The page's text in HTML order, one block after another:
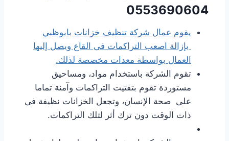
0553690604
يقوم عمال شركة تنظيف خزانات بابوظبي
بإزالة اصعب التراكمات فى القاع ويصل إليها
العمال بواسطة معدات مخصصة لذلك.
تقوم الشركة باستخدام مواد، ومساحيق
مستوردة تقوم بتفتيت التراكمات وآمنة تماما
على صحة الإنسان، وتجعل الخزانات نظيفة فى
ذات الوقت دون ترك أثر لتلك التراكمات.